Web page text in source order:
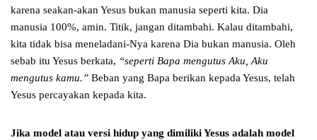
karena seakan-akan Yesus bukan manusia seperti kita. Dia
manusia 100%, amin. Titik, jangan ditambahi. Kalau ditambahi,
kita tidak bisa meneladani-Nya karena Dia bukan manusia. Oleh
sebab itu Yesus berkata, “seperti Bapa mengutus Aku, Aku
mengutus kamu.” Beban yang Bapa berikan kepada Yesus, telah
Yesus percayakan kepada kita.
Jika model atau versi hidup yang dimiliki Yesus adalah model